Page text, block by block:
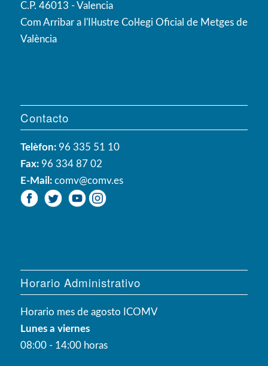
C.P. 46013 - Valencia
Com Arribar a l'Il·lustre Col·legi Oficial de Metges de
València
Contacto
Telèfon: 96 335 51 10
Fax:96 334 87 02
E-Mail: comv@comv.es
Horario Administrativo
Horario mes de agosto ICOMV
Lunes a viernes
08:00 - 14:00 horas